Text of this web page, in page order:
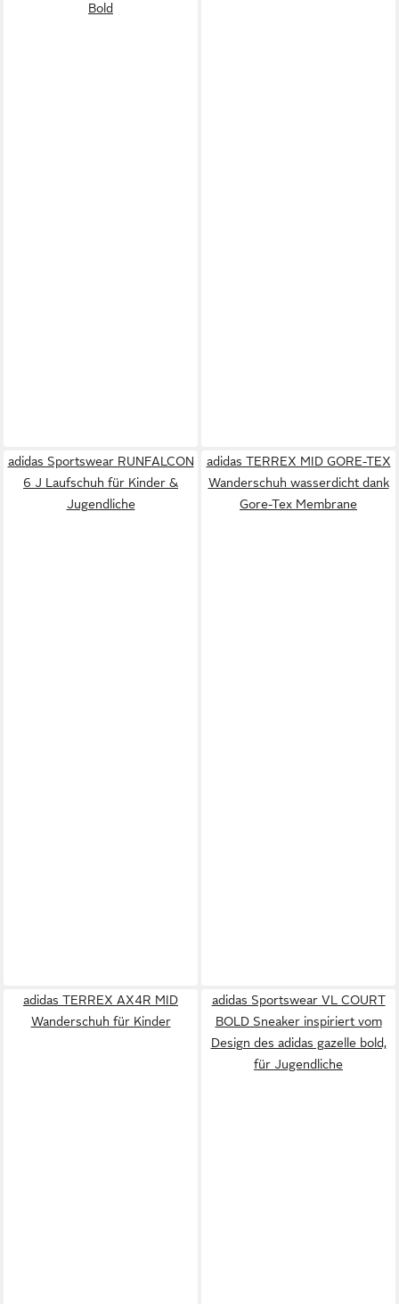
Bold
adidas Sportswear RUNFALCON
6 J Laufschuh für Kinder &
Jugendliche
adidas TERREX MID GORE-TEX
Wanderschuh wasserdicht dank
Gore-Tex Membrane
adidas TERREX AX4R MID
Wanderschuh für Kinder
adidas Sportswear VL COURT
BOLD Sneaker inspiriert vom
Design des adidas gazelle bold,
für Jugendliche